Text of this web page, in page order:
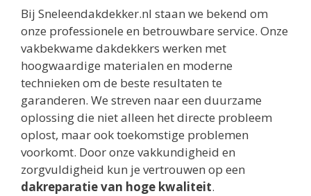
Bij Sneleendakdekker.nl staan we bekend om
onze professionele en betrouwbare service. Onze
vakbekwame dakdekkers werken met
hoogwaardige materialen en moderne
technieken om de beste resultaten te
garanderen. We streven naar een duurzame
oplossing die niet alleen het directe probleem
oplost, maar ook toekomstige problemen
voorkomt. Door onze vakkundigheid en
zorgvuldigheid kun je vertrouwen op een
dakreparatie van hoge kwaliteit.